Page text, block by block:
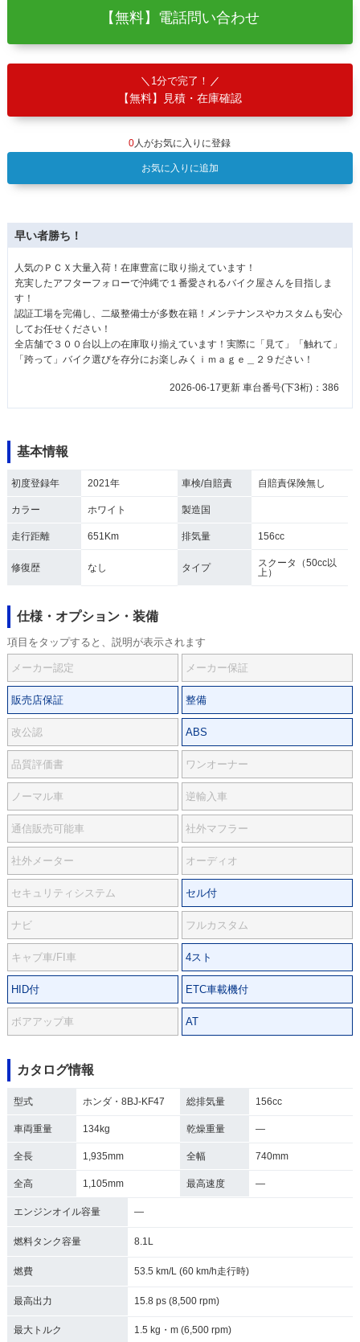
【無料】電話問い合わせ
1分で完了！
【無料】見積・在庫確認
0人がお気に入りに登録
お気に入りに追加
早い者勝ち！
人気のＰＣＸ大量入荷！在庫豊富に取り揃えています！
充実したアフターフォローで沖縄で１番愛されるバイク屋さんを目指しま
す！
認証工場を完備し、二級整備士が多数在籍！メンテナンスやカスタムも安心
してお任せください！
全店舗で３００台以上の在庫取り揃えています！実際に「見て」「触れて」
「跨って」バイク選びを存分にお楽しみくｉｍａｇｅ＿２９ださい！
2026-06-17更新 車台番号(下3桁)：386
基本情報
初度登録年 2021年 車検/自賠責 自賠責保険無し
カラー ホワイト 製造国
走行距離 651Km 排気量 156cc
修復歴 なし タイプ
スクータ（50cc以
上）
仕様・オプション・装備
項目をタップすると、説明が表示されます
メーカー認定 メーカー保証
販売店保証 整備
改公認 ABS
品質評価書 ワンオーナー
ノーマル車 逆輸入車
通信販売可能車 社外マフラー
社外メーター オーディオ
セキュリティシステム セル付
ナビ フルカスタム
キャブ車/FI車 4スト
HID付 ETC車載機付
ボアアップ車 AT
カタログ情報
型式 ホンダ・8BJ-KF47 総排気量 156cc
車両重量 134kg 乾燥重量 ―
全長 1,935mm 全幅 740mm
全高 1,105mm 最高速度 ―
エンジンオイル容量 ―
燃料タンク容量 8.1L
燃費 53.5 km/L (60 km/h走行時)
最高出力 15.8 ps (8,500 rpm)
最大トルク 1.5 kg・m (6,500 rpm)